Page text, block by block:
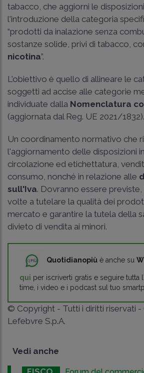
tabacco, che aggiorni le
l'introduzione della categoria
“prodotti da inalazione senza
sostanze solide, privi di tabacco,
nicotina”.
L'obiettivo è quello di allineare le
soggetti ad accise alle categorie
individuate dalla Nomenclatura
(aggiornata dal Reg. UE 2021/1832).
Un coordinamento normativo che
l'aggiornamento delle disposizioni
circolazione ed etichettatura,
consumo, nonché in relazione alle
sull'Iva. Dovranno essere
volte a tutelare la qualità dei
mercato e garantire la tutela della
divieto di vendita ai minori.
Quotidianopiù è anche su
qui per iscriverti gratis e seguire tutta
time, i video e i podcast sul tuo
© Copyright - Tutti i diritti riservati -
Lefebvre S.p.A.
Vedi anche